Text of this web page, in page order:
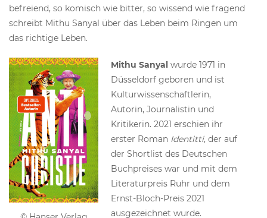
befreiend, so komisch wie bitter, so wissend wie fragend
schreibt Mithu Sanyal über das Leben beim Ringen um
das richtige Leben.
Mithu Sanyal wurde 1971 in
Düsseldorf geboren und ist
Kulturwissenschaftlerin,
Autorin, Journalistin und
Kritikerin. 2021 erschien ihr
erster Roman Identitti, der auf
der Shortlist des Deutschen
Buchpreises war und mit dem
Literaturpreis Ruhr und dem
Ernst-Bloch-Preis 2021
ausgezeichnet wurde.